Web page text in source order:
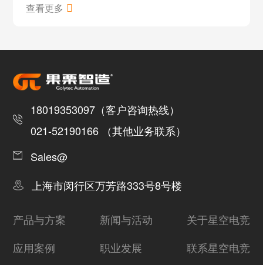
查看更多
18019353097（客户咨询热线）
021-52190166 （其他业务联系）
Sales@
上海市闵行区万芳路333号8号楼
产品与方案
应用案例
新闻与活动
职业发展
关于星空电竞
联系星空电竞